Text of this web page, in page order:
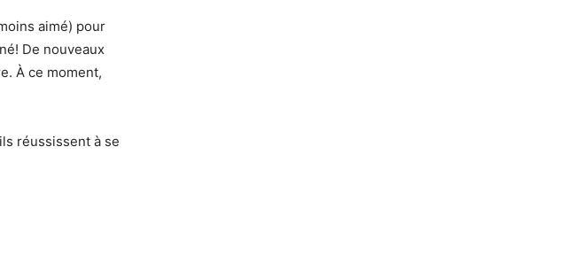
aimé) pour
De nouveaux
À ce moment,
réussissent à se